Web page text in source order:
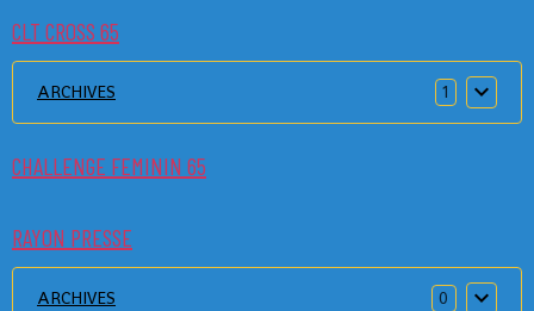
CLT CROSS 65
ARCHIVES 1
CHALLENGE FEMININ 65
RAYON PRESSE
ARCHIVES 0